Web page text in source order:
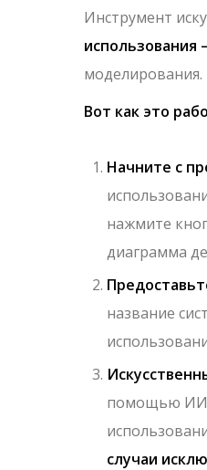
Инструмент
моделирования.
Вот как это
Начните с
нажмите
диаграмма
название
помощью
случаи